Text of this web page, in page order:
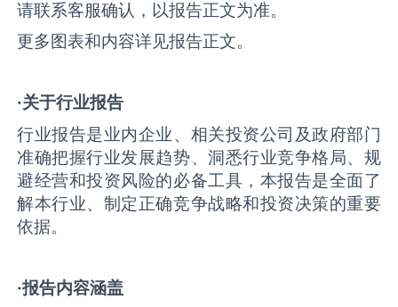
请联系客服确认，以报告正文为准。
更多图表和内容详见报告正文。
·关于行业报告
行业报告是业内企业、相关投资公司及政府部门
准确把握行业发展趋势、洞悉行业竞争格局、规
避经营和投资风险的必备工具，本报告是全面了
解本行业、制定正确竞争战略和投资决策的重要
依据。
·报告内容涵盖